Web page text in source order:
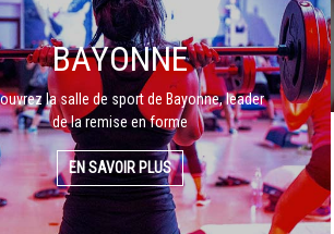
BAYONNE
la salle de sport de Bayonne, leader
de la remise en forme
EN SAVOIR PLUS